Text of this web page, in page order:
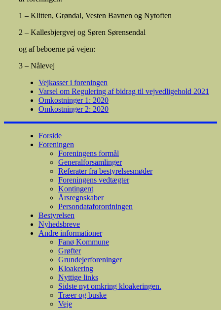
1 – Klitten, Grøndal, Vesten Bavnen og Nytoften
2 – Kallesbjergvej og Søren Sørensendal
og af beboerne på vejen:
3 – Nålevej
Vejkasser i foreningen
Varsel om Regulering af bidrag til vejvedligehold 2021
Omkostninger 1: 2020
Omkostninger 2: 2020
Forside
Foreningen
Foreningens formål
Generalforsamlinger
Referater fra bestyrelsesmøder
Foreningens vedtægter
Kontingent
Årsregnskaber
Persondataforordningen
Bestyrelsen
Nyhedsbreve
Andre informationer
Fanø Kommune
Grøfter
Grundejerforeninger
Kloakering
Nyttige links
Sidste nyt omkring kloakeringen.
Træer og buske
Veje